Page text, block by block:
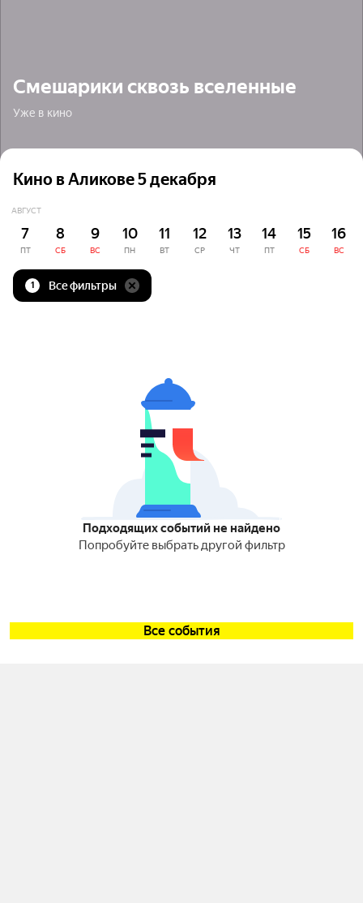
Смешарики сквозь вселенные
Уже в кино
Кино в Аликове 5 декабря
АВГУСТ
7
ПТ
8
СБ
9
ВС
10
ПН
11
ВТ
12
СР
13
ЧТ
14
ПТ
15
СБ
16
ВС
1 Все фильтры
Подходящих событий не найдено
Попробуйте выбрать другой фильтр
Все события